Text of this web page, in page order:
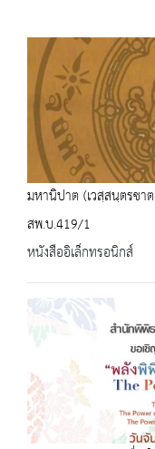
มหานิปาต (เวสฺสนฺตรช
สพ.บ.419/1
หนังสืออิเล็กทรอนิกส์